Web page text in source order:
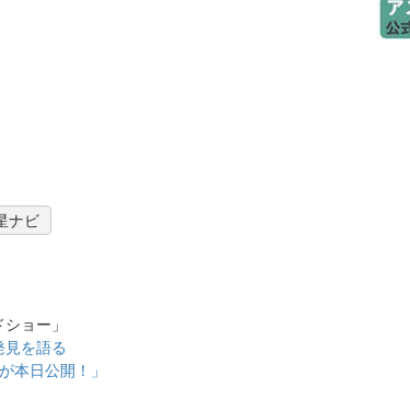
ナビ
ョー」
を語る
本日公開！」